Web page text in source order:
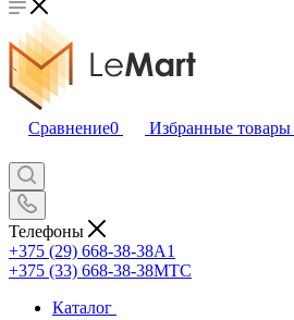
Сравнение0 Избранные товары
Телефоны
+375 (29) 668-38-38A1
+375 (33) 668-38-38МТС
Каталог